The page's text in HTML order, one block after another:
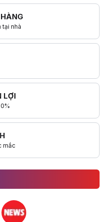
tại nhà
LỢI
mắc
TikTok